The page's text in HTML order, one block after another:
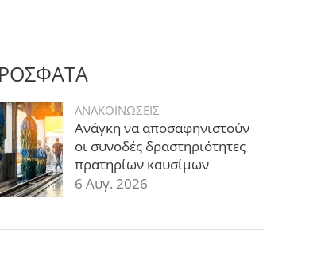
ΑΝΑΚΟΙΝΩΣΕΙΣ
Ανάγκη να αποσαφηνιστούν
οι συνοδές δραστηριότητες
πρατηρίων καυσίμων
6 Αυγ. 2026